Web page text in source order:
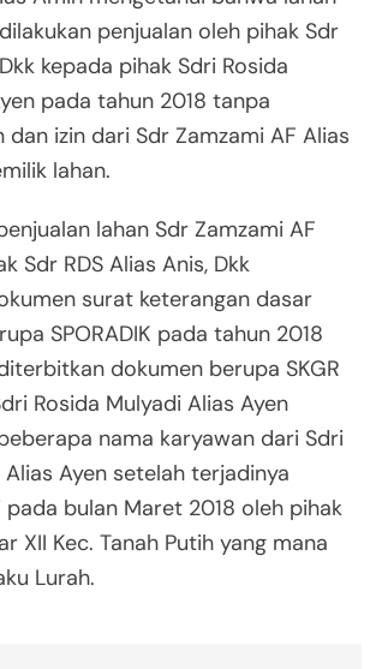
penjualan oleh pihak Sdr
kepada pihak Sdri Rosida
pada tahun 2018 tanpa
dan izin dari Sdr Zamzami AF Alias
lahan.
lahan Sdr Zamzami AF
Sdr RDS Alias Anis, Dkk
surat keterangan dasar
SPORADIK pada tahun 2018
dokumen berupa SKGR
Rosida Mulyadi Alias Ayen
nama karyawan dari Sdri
Alias Ayen setelah terjadinya
bulan Maret 2018 oleh pihak
XII Kec. Tanah Putih yang mana
Lurah.